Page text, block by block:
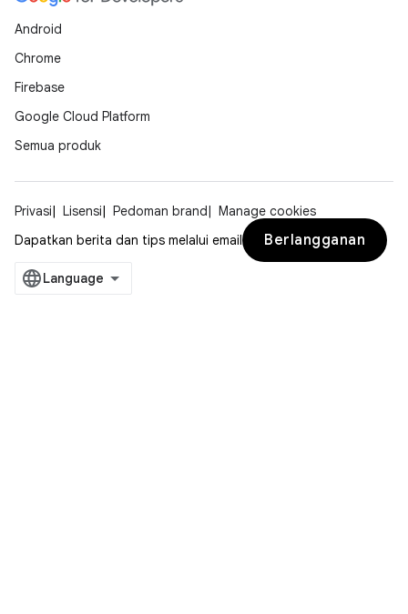
Android
Chrome
Firebase
Google Cloud Platform
Semua produk
Privasi Lisensi Pedoman brand
Manage cookies
Dapatkan berita dan tips melalui email
Berlangganan